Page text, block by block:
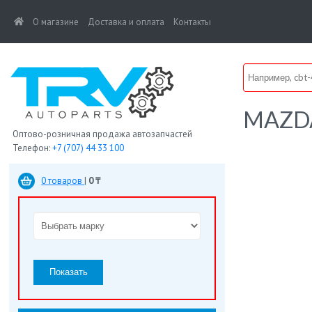
(current)
О магазине Доставка и оплата Контакты
Оптово-розничная продажа автозапчастей
Телефон:+7 (707) 44 33 100
0 товаров | 0 ₸
Показать